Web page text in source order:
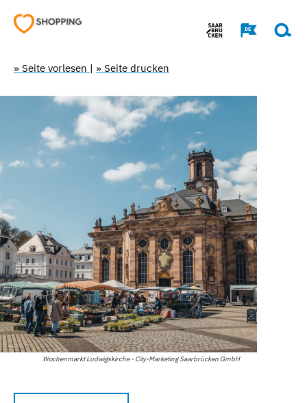
» Seite vorlesen | » Seite drucken
Wochenmarkt Ludwigskirche - City-Marketing Saarbrücken GmbH